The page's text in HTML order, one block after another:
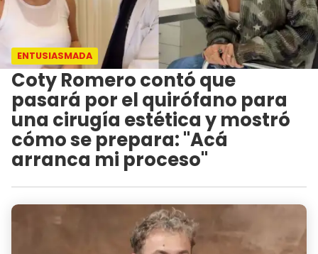
ENTUSIASMADA
Coty Romero contó que
pasará por el quirófano para
una cirugía estética y mostró
cómo se prepara: "Acá
arranca mi proceso"